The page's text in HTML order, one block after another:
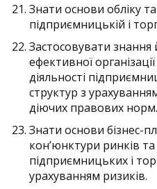
Знати основи обліку
підприємницькій і
Застосовувати знання
ефективної
діяльності
структур з
діючих правових норм.
Знати основи бізнес-
кон’юнктури ринків та
підприємницьких і
урахуванням ризиків.